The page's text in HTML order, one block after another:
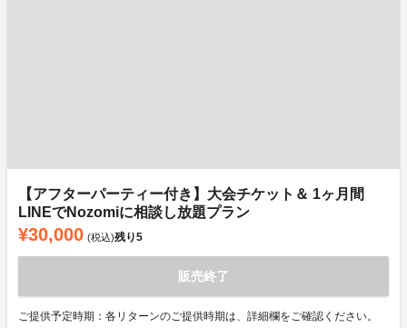
【アフターパーティー付き】大会チケット＆ 1ヶ月間
LINEでNozomiに相談し放題プラン
¥30,000 (税込)残り5
販売終了
ご提供予定時期：各リターンのご提供時期は、詳細欄をご確認ください。